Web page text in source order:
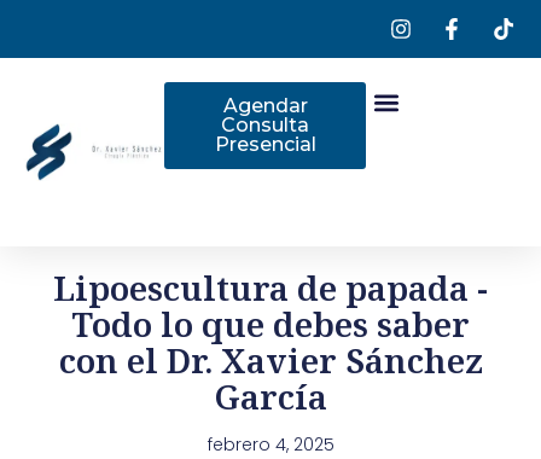
Agendar
Consulta
Presencial
Lipoescultura de papada -
Todo lo que debes saber
con el Dr. Xavier Sánchez
García
febrero 4, 2025